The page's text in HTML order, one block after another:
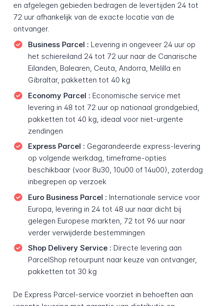
en afgelegen gebieden bedragen de levertijden 24 tot
72 uur afhankelijk van de exacte locatie van de
ontvanger.
Business Parcel : Levering in ongeveer 24 uur op
het schiereiland 24 tot 72 uur naar de Canarische
Eilanden, Balearen, Ceuta, Andorra, Melilla en
Gibraltar, pakketten tot 40 kg
Economy Parcel : Economische service met
levering in 48 tot 72 uur op nationaal grondgebied,
pakketten tot 40 kg, ideaal voor niet-urgente
zendingen
Express Parcel : Gegarandeerde express-levering
op volgende werkdag, timeframe-opties
beschikbaar (voor 8u30, 10u00 of 14u00), zaterdag
inbegrepen op verzoek
Euro Business Parcel : Internationale service voor
Europa, levering in 24 tot 48 uur naar dicht bij
gelegen Europese markten, 72 tot 96 uur naar
verder verwijderde bestemmingen
Shop Delivery Service : Directe levering aan
ParcelShop retourpunt naar keuze van ontvanger,
pakketten tot 30 kg
De Express Parcel-service voorziet in behoeften aan